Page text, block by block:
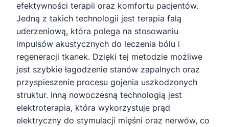
efektywności terapii oraz komfortu pacjentów.
Jedną z takich technologii jest terapia falą
uderzeniową, która polega na stosowaniu
impulsów akustycznych do leczenia bólu i
regeneracji tkanek. Dzięki tej metodzie możliwe
jest szybkie łagodzenie stanów zapalnych oraz
przyspieszenie procesu gojenia uszkodzonych
struktur. Inną nowoczesną technologią jest
elektroterapia, która wykorzystuje prąd
elektryczny do stymulacji mięśni oraz nerwów, co